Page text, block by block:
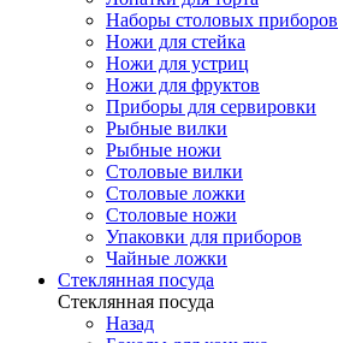
Наборы столовых приборов
Ножи для стейка
Ножи для устриц
Ножи для фруктов
Приборы для сервировки
Рыбные вилки
Рыбные ножи
Столовые вилки
Столовые ложки
Столовые ножи
Упаковки для приборов
Чайные ложки
Стеклянная посуда
Стеклянная посуда
Назад